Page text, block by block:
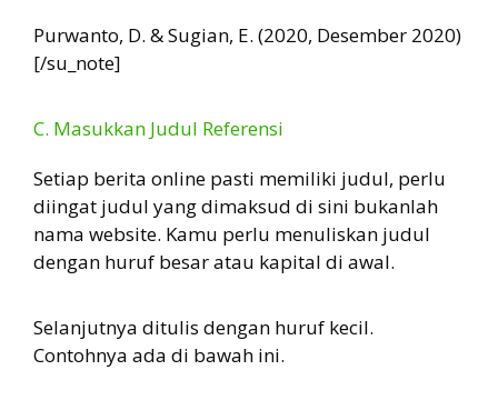
Purwanto, D. & Sugian, E. (2020, Desember 2020)
[/su_note]
C. Masukkan Judul Referensi
Setiap berita online pasti memiliki judul, perlu
diingat judul yang dimaksud di sini bukanlah
nama website. Kamu perlu menuliskan judul
dengan huruf besar atau kapital di awal.
Selanjutnya ditulis dengan huruf kecil.
Contohnya ada di bawah ini.